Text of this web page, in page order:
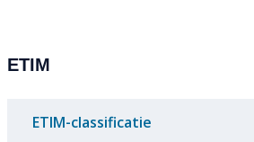
ETIM
ETIM-classificatie